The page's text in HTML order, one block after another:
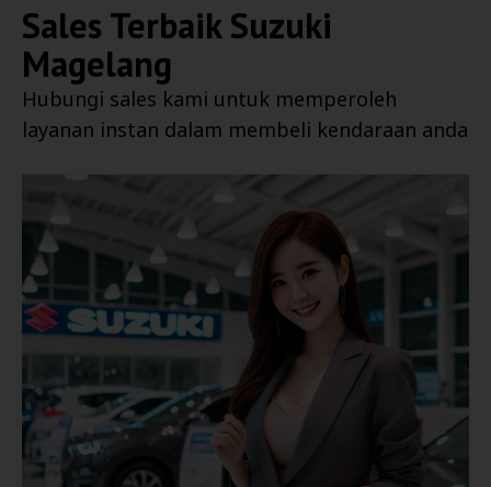
Sales TerbaikSuzuki
Magelang
Hubungi sales kami untuk memperoleh
layanan instan dalam membeli kendaraan anda